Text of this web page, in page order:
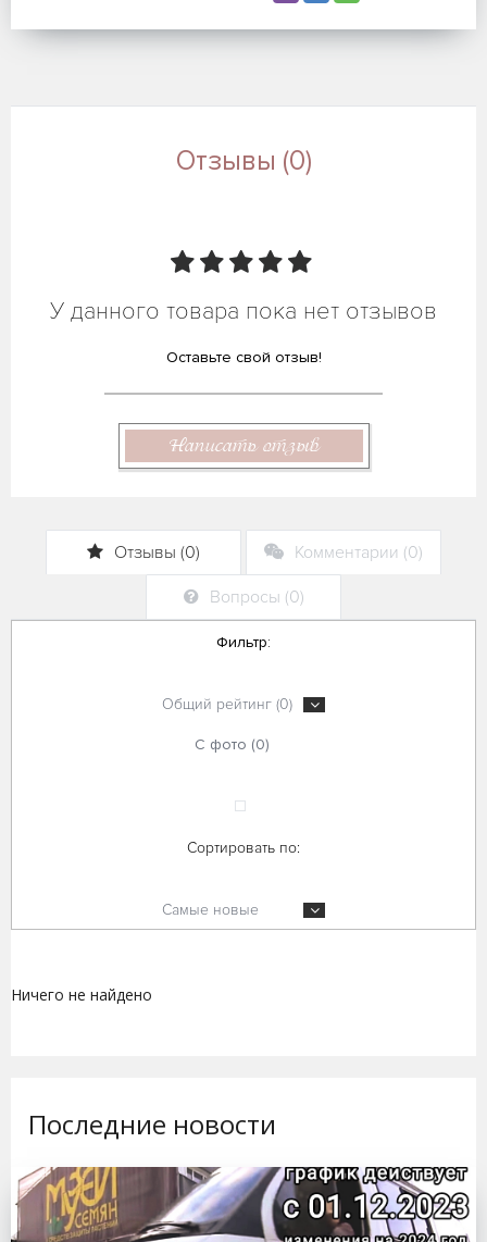
Отзывы (0)
У данного товара пока нет отзывов
Оставьте свой отзыв!
Написать отзыв
Отзывы (0) Комментарии (0)
Вопросы (0)
Фильтр:
Общий рейтинг (0)
С фото (0)
Сортировать по:
Самые новые
Ничего не найдено
Последние новости